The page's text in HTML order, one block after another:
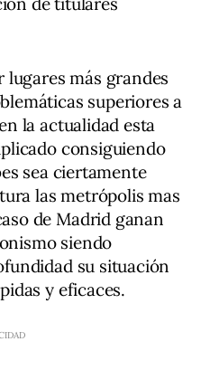
lugares más grandes
superiores a
la actualidad esta
consiguiendo
sea ciertamente
las metrópolis mas
de Madrid ganan
siendo
su situación
y eficaces.